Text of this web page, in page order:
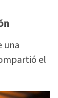
una
el